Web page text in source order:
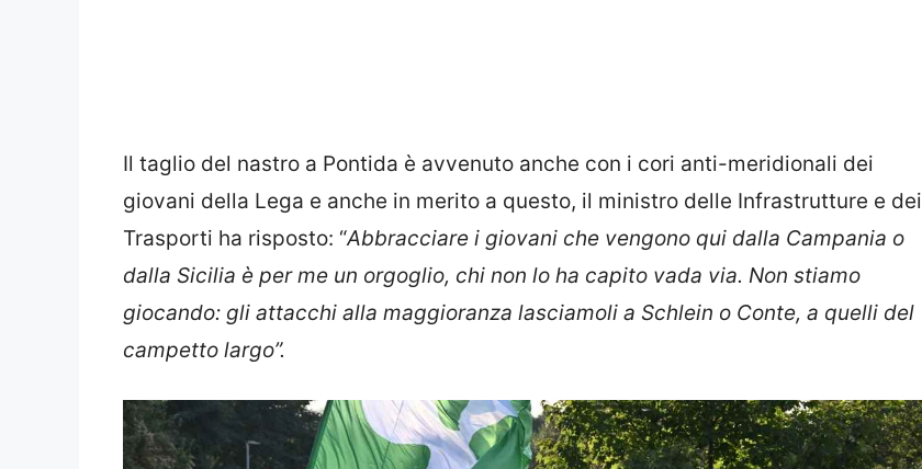
Il taglio del nastro a Pontida è avvenuto anche con i cori anti-meridionali dei
giovani della Lega e anche in merito a questo, il ministro delle Infrastrutture e dei
Trasporti ha risposto: “Abbracciare i giovani che vengono qui dalla Campania o
dalla Sicilia è per me un orgoglio, chi non lo ha capito vada via. Non stiamo
giocando: gli attacchi alla maggioranza lasciamoli a Schlein o Conte, a quelli del
campetto largo”.